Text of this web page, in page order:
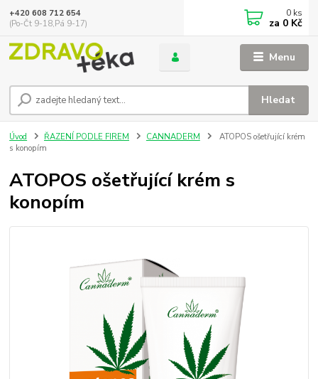
Menu
Hledat
+420 608 712 654
(Po-Čt 9-18,Pá 9-17)
0 ks
za 0 Kč
Úvod ŘAZENÍ PODLE FIREM CANNADERM
ATOPOS ošetřující krém
s konopím
ATOPOS ošetřující krém s
konopím